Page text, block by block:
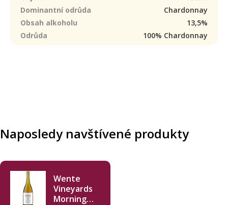
Dominantní odrůda
Chardonnay
Obsah alkoholu
13,5%
Odrůda
100% Chardonnay
Naposledy navštívené produkty
Wente
Vineyards
Morning